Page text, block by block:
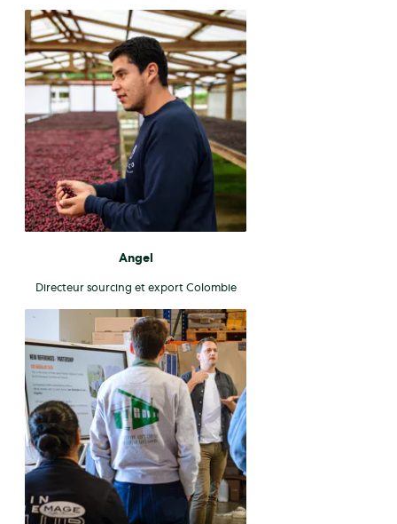
Angel
Directeur sourcing et export Colombie